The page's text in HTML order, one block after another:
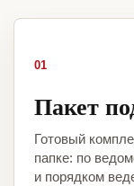
01
Пакет
Готовый
папке: по
и порядком